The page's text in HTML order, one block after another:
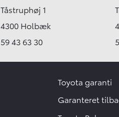
Tåstruphøj 1
4300 Holbæk
59 43 63 30
Toyota garanti
Garanteret